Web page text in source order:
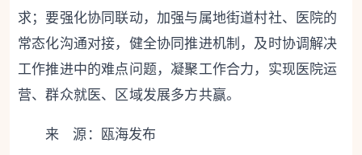
求；要强化协同联动，加强与属地街道村社、医院的
常态化沟通对接，健全协同推进机制，及时协调解决
工作推进中的难点问题，凝聚工作合力，实现医院运
营、群众就医、区域发展多方共赢。
来 源：瓯海发布